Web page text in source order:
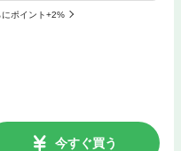
ポイント+2%
今すぐ買う